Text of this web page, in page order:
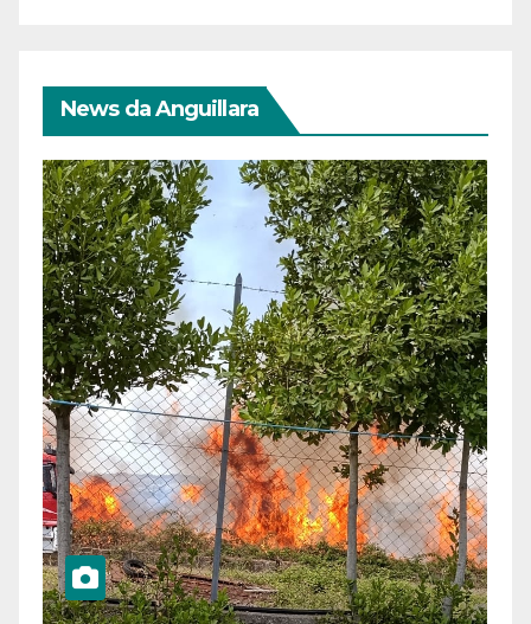
News da Anguillara